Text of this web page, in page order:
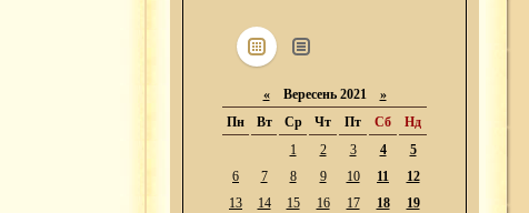
«Вересень 2021 »
Пн
Вт Ср Чт Пт Сб
Нд
1
2 3 4
5
6
7 8 9 10 11
12
13
14 15 16 17 18
19